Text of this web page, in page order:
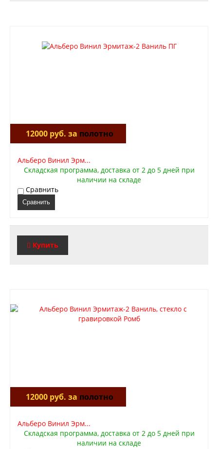
12000 руб. за полотно
Альберо Винил Эрм...
Складская программа, доставка от 2 до 5 дней при
наличии на складе
Сравнить
Сравнить
Купить
12000 руб. за полотно
Альберо Винил Эрм...
Складская программа, доставка от 2 до 5 дней при
наличии на складе